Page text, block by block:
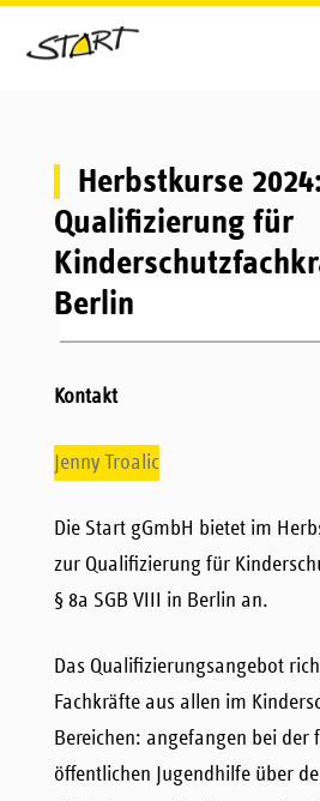
Herbstkurse 2024:
Qualifizierung für
Berlin
Kontakt
Jenny Troalic
Die Start gGmbH bietet im
zur Qualifizierung für
§ 8a SGB VIII in Berlin an.
Das Qualifizierungsangebot
Fachkräfte aus allen im
Bereichen: angefangen bei der
öffentlichen Jugendhilfe über